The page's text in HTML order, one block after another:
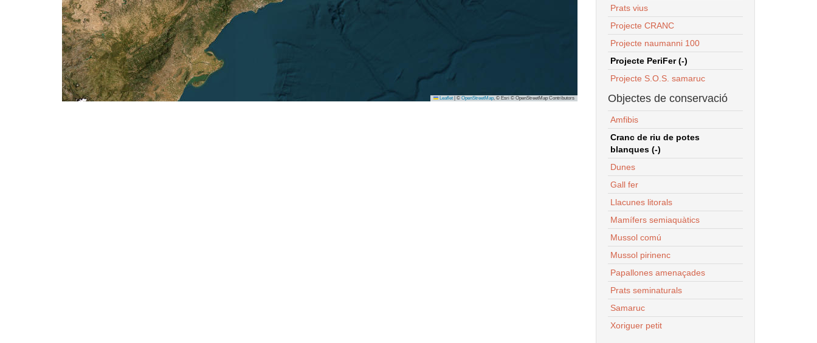
Leaflet © OpenStreetMap, © Esri © OpenStreetMap Contributors
Prats vius
Projecte CRANC
Projecte naumanni 100
Projecte PeriFer (-)
Projecte S.O.S. samaruc
Objectes de conservació
Amfibis
Cranc de riu de potes
blanques (-)
Dunes
Gall fer
Llacunes litorals
Mamífers semiaquàtics
Mussol comú
Mussol pirinenc
Papallones amenaçades
Prats seminaturals
Samaruc
Xoriguer petit